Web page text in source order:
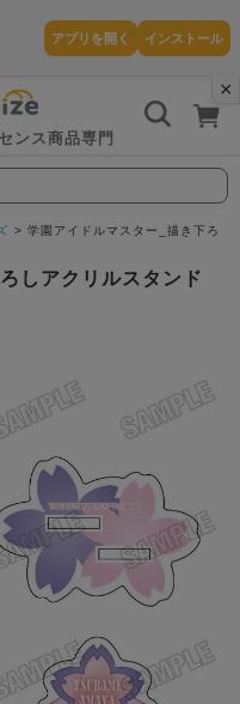
×
アプリを開く インストール
ンス商品専門
学園アイドルマスター_描き下ろ
しアクリルスタンド